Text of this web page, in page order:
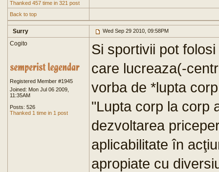
Thanked 457 time in 321 post
Back to top
Surry Wed Sep 29 2010, 09:58PM
Cogito
Registered Member #1945
Joined: Mon Jul 06 2009,
11:35AM
Posts: 526
Thanked 1 time in 1 post
Si sportivii pot
care lucreaza(-
vorba de *lupta
"Lupta corp la corp
dezvoltarea
aplicabilitate în
apropiate cu